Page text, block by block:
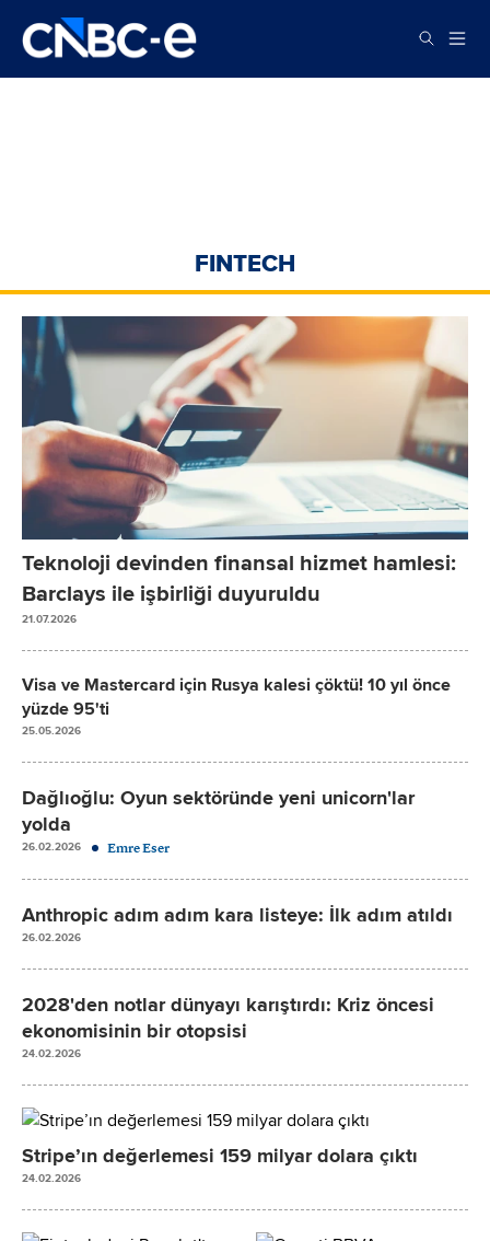
FINTECH
Teknoloji devinden finansal hizmet hamlesi:
Barclays ile işbirliği duyuruldu
21.07.2026
Visa ve Mastercard için Rusya kalesi çöktü! 10 yıl önce
yüzde 95'ti
25.05.2026
Dağlıoğlu: Oyun sektöründe yeni unicorn'lar
yolda
26.02.2026 Emre Eser
Anthropic adım adım kara listeye: İlk adım atıldı
26.02.2026
2028'den notlar dünyayı karıştırdı: Kriz öncesi
ekonomisinin bir otopsisi
24.02.2026
Stripe’ın değerlemesi 159 milyar dolara çıktı
24.02.2026